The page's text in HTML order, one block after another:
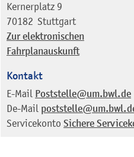
Kernerplatz 9
70182 Stuttgart
Zur elektronischen
Fahrplanauskunft
Kontakt
E-Mail Poststelle@um.bwl.de
De-Mail
Servicekonto Sichere